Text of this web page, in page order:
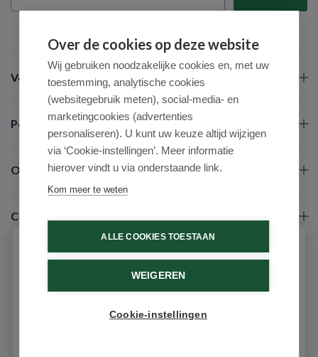
Veel gestelde vragen
Populaire merken
Over ons
Contact
9.6 / 10 (531 beoordelingen)
Over de cookies op deze website
Wij gebruiken noodzakelijke cookies en, met uw
toestemming, analytische cookies
(websitegebruik meten), social-media- en
marketingcookies (advertenties
personaliseren). U kunt uw keuze altijd wijzigen
via ‘Cookie-instellingen’. Meer informatie
hierover vindt u via onderstaande link.
Kom meer te weten
ALLE COOKIES TOESTAAN
WEIGEREN
Cookie-instellingen
Schrijf je in voor onze nieuwsbrief
Ontvang als eerste de beste aanbiedingen en persoonlijk
advies